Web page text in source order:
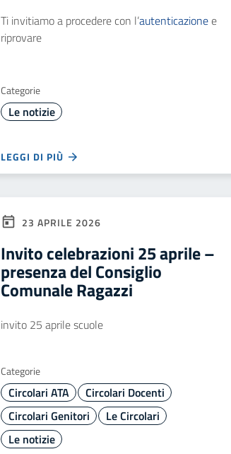
Ti invitiamo a procedere con l’autenticazionee
riprovare
Categorie
Le notizie
LEGGI DI PIÙ
23 APRILE 2026
Invito celebrazioni 25 aprile –
presenza del Consiglio
Comunale Ragazzi
invito 25 aprile scuole
Categorie
Circolari ATA
Circolari Docenti
Circolari Genitori
Le Circolari
Le notizie